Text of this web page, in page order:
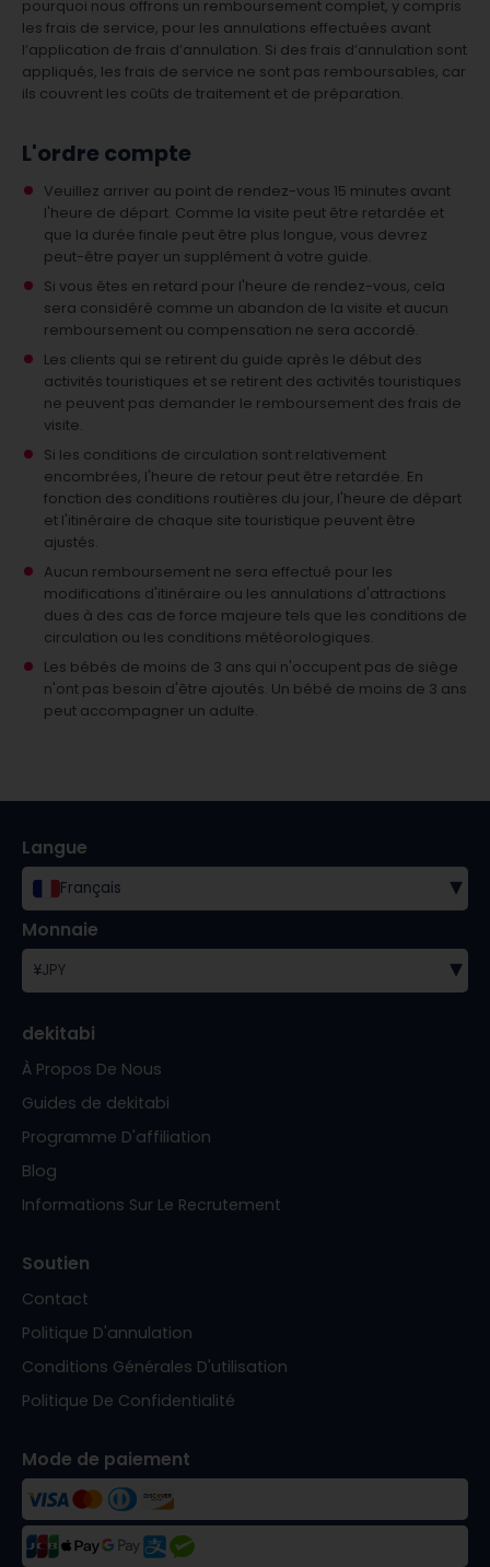
pourquoi nous offrons un remboursement complet, y compris
les frais de service, pour les annulations effectuées avant
l’application de frais d’annulation. Si des frais d’annulation sont
appliqués, les frais de service ne sont pas remboursables, car
ils couvrent les coûts de traitement et de préparation.
L'ordre compte
Veuillez arriver au point de rendez-vous 15 minutes avant
l'heure de départ. Comme la visite peut être retardée et
que la durée finale peut être plus longue, vous devrez
peut-être payer un supplément à votre guide.
Si vous êtes en retard pour l'heure de rendez-vous, cela
sera considéré comme un abandon de la visite et aucun
remboursement ou compensation ne sera accordé.
Les clients qui se retirent du guide après le début des
activités touristiques et se retirent des activités touristiques
ne peuvent pas demander le remboursement des frais de
visite.
Si les conditions de circulation sont relativement
encombrées, l'heure de retour peut être retardée. En
fonction des conditions routières du jour, l'heure de départ
et l'itinéraire de chaque site touristique peuvent être
ajustés.
Aucun remboursement ne sera effectué pour les
modifications d'itinéraire ou les annulations d'attractions
dues à des cas de force majeure tels que les conditions de
circulation ou les conditions météorologiques.
Les bébés de moins de 3 ans qui n'occupent pas de siège
n'ont pas besoin d'être ajoutés. Un bébé de moins de 3 ans
peut accompagner un adulte.
Langue
Français ▾
Monnaie
¥JPY ▾
dekitabi
À Propos De Nous
Guides de dekitabi
Programme D'affiliation
Blog
Informations Sur Le Recrutement
Soutien
Contact
Politique D'annulation
Conditions Générales D'utilisation
Politique De Confidentialité
Mode de paiement